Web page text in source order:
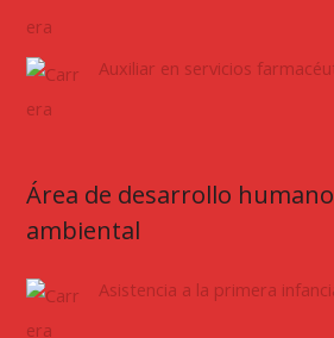
Auxiliar en servicios
Área de desarrollo
ambiental
Asistencia a la primera